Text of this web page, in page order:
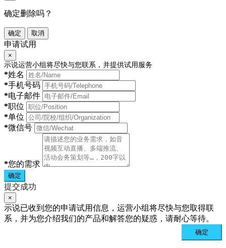
确定删除吗？
确定 取消
申请试用
×
示说运营小组将尽快与您联系，并提供试用服务
*姓名
*手机号码
*电子邮件
*职位
*单位
*微信号
*您的需求
确定
提交成功
×
示说已收到您的申请试用信息，运营小组将尽快与您取得联
系，并为您介绍我们的产品和解答您的疑惑，请耐心等待。
确定